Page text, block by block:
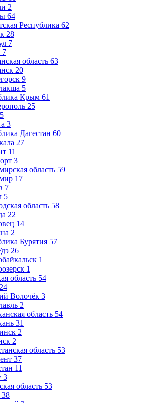
2
64
Республика 62
28
7
7
область 63
20
9
5
Крым 61
25
5
3
Дагестан 60
27
11
3
область 59
17
7
5
область 58
22
14
2
Бурятия 57
26
1
1
область 54
24
Волочёк 3
2
область 54
31
2
2
область 53
37
11
3
область 53
38